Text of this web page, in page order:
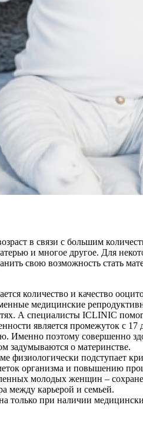
в связи с большим
и многое другое. Для
свою возможность стать
количество и качество
медицинские
А специалисты ICLINIC
является промежуток с
Именно поэтому совершенно
задумываются о материнстве.
подступает
организма и повышению
молодых женщин –
между карьерой и семьей.
при наличии